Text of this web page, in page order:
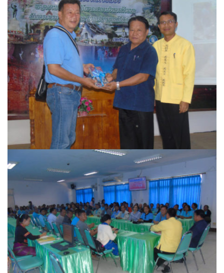
งบแสดงฐานะการเงิน เทศบาลตำบลปัว ประจำปีงบประมาณ 2561
ติดต่อหน่วยงาน
ที่พัก
Amante Baristro Hotel & Cafe’ @Pua
C View Home
Deply
Go Hight ‘O Village
HOMU Villa
Montha Residence
Shanti – Retreat
กรีนฮิลล์รีสอร์ท
ก๋างโต้งคอฟฟี่รีสอร์ท